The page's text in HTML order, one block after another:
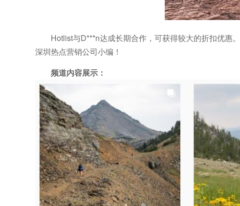
Hotlist与D***n达成长期合作，可获得较大的折扣优惠。
深圳热点营销公司小编！
频道内容展示：